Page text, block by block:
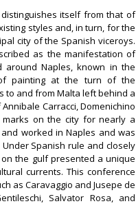
itself from that of
styles and, in turn, for the
city of the Spanish viceroys.
as the manifestation of
around Naples, known in the
painting at the turn of the
to and from Malta left behind a
Carracci, Domenichino
on the city for nearly a
worked in Naples and was
Spanish rule and closely
the gulf presented a unique
currents. This conference
as Caravaggio and Jusepe de
Salvator Rosa, and